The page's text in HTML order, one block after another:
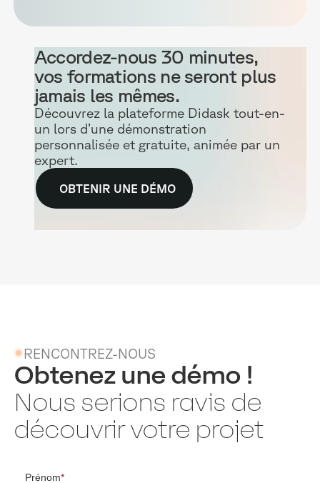
Accordez-nous 30 minutes,
vos formations ne seront plus
jamais les mêmes.
Découvrez la plateforme Didask tout-en-
un lors d’une démonstration
personnalisée et gratuite, animée par un
expert.
OBTENIR UNE DÉMO
RENCONTREZ-NOUS
Obtenez une démo !
Nous serions ravis de
découvrir votre projet
Prénom*